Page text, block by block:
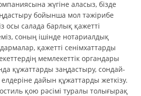
жүгіне аласыз, бізде
бойынша мол тәжірибе
осы салада барлық қажетті
соның ішінде нотариалдық
қажетті сенімхаттарды
мемлекеттік органдары
құжаттарды заңдастыру, сондай-
дайын құжаттарды жеткізу.
қою рәсімі туралы толығырақ